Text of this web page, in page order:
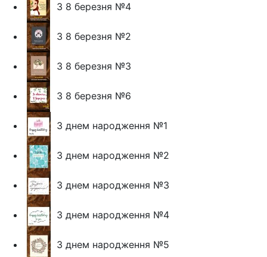
З 8 березня №4
З 8 березня №2
З 8 березня №3
З 8 березня №6
З днем народження №1
З днем народження №2
З днем народження №3
З днем народження №4
З днем народження №5